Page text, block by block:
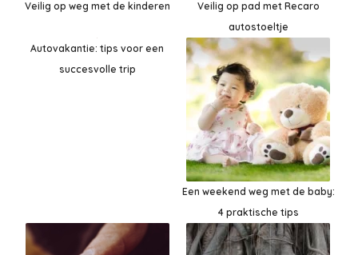
Veilig op weg met de kinderen
Veilig op pad met Recaro
autostoeltje
Autovakantie: tips voor een
succesvolle trip
Een weekend weg met de baby:
4 praktische tips